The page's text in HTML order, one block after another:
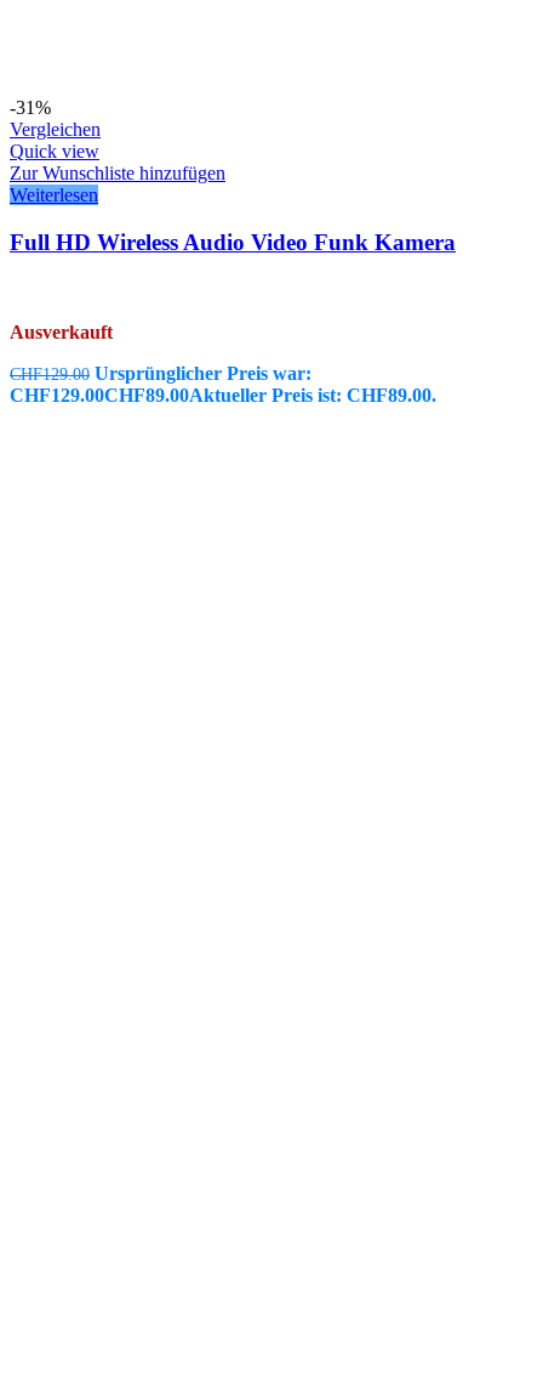
-31%
Vergleichen
Quick view
Zur Wunschliste hinzufügen
Weiterlesen
Full HD Wireless Audio Video Funk Kamera
Ausverkauft
CHF129.00 Ursprünglicher Preis war:
CHF129.00CHF89.00Aktueller Preis ist: CHF89.00.